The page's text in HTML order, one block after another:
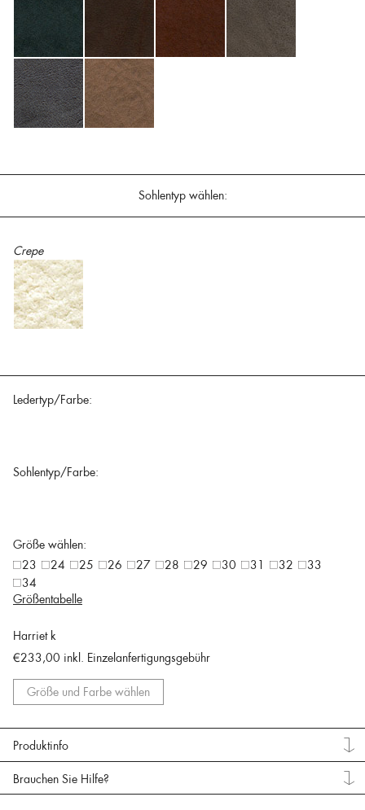
Sohlentyp wählen:
Crepe
Ledertyp/Farbe:
Sohlentyp/Farbe:
Größe wählen:
23
24 25 26 27 28 29 30 31 32
33
34
Größentabelle
Harriet k
€233,00 inkl. Einzelanfertigungsgebühr
Größe und Farbe wählen
Produktinfo
Brauchen Sie Hilfe?